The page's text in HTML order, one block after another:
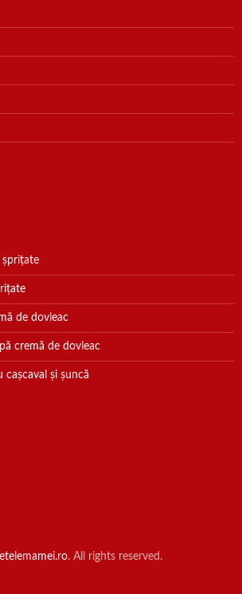
șprițate
de dovleac
cremă de dovleac
cașcaval și șuncă
. All rights reserved.